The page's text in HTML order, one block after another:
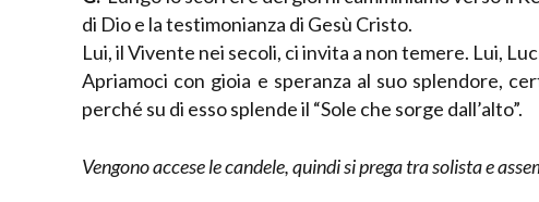
di Dio e la testimonianza di Gesù Cristo.
Lui, il Vivente nei secoli, ci invita a non temere. Lui,
Apriamoci con gioia e speranza al suo splendore,
perché su di esso splende il “Sole che sorge dall’alto”.
Vengono accese le candele, quindi si prega tra solista e